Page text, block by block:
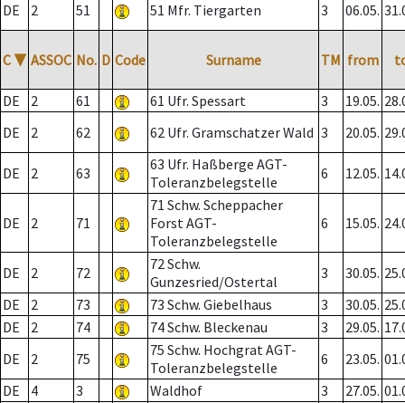
DE
2 51 51 Mfr. Tiergarten 3 06.05.
C ▼ ASSOC No. D Code Surname TM from
DE 2 61 61 Ufr. Spessart 3 19.05.
DE
2 62 62 Ufr. Gramschatzer Wald 3 20.05.
DE 2 63
63 Ufr. Haßberge AGT-
Toleranzbelegstelle
6 12.05.
DE 2 71
71 Schw. Scheppacher
Forst AGT-
Toleranzbelegstelle
6 15.05.
DE 2 72
72 Schw.
Gunzesried/Ostertal
3 30.05.
DE
2 73 73 Schw. Giebelhaus 3 30.05.
DE
2 74 74 Schw. Bleckenau 3 29.05.
DE
2 75
75 Schw. Hochgrat AGT-
Toleranzbelegstelle
6 23.05.
DE
4 3 Waldhof 3 27.05.